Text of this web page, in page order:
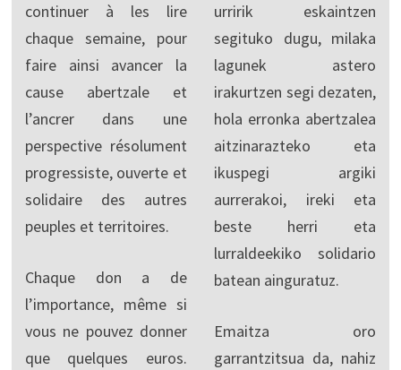
continuer à les lire
chaque semaine, pour
faire ainsi avancer la
cause abertzale et
l’ancrer dans une
perspective résolument
progressiste, ouverte et
solidaire des autres
peuples et territoires.
Chaque don a de
l’importance, même si
vous ne pouvez donner
que quelques euros.
urririk eskaintzen
segituko dugu, milaka
lagunek astero
irakurtzen segi dezaten,
hola erronka abertzalea
aitzinarazteko eta
ikuspegi argiki
aurrerakoi, ireki eta
beste herri eta
lurraldeekiko solidario
batean ainguratuz.
Emaitza oro
garrantzitsua da, nahiz